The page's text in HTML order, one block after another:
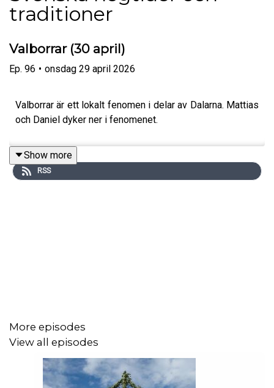
traditioner
Valborrar (30 april)
Ep. 96 • onsdag 29 april 2026
Valborrar är ett lokalt fenomen i delar av Dalarna. Mattias
och Daniel dyker ner i fenomenet.
Show more
RSS
More episodes
View all episodes